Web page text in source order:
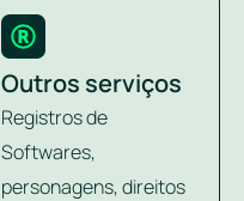
Outros serviços
Registros de
Softwares,
personagens, direitos